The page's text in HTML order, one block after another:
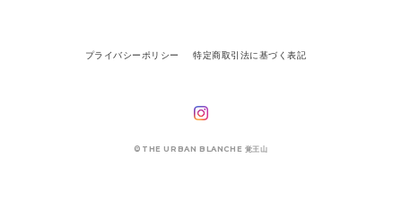
プライバシーポリシー 特定商取引法に基づく表記
©THE URBAN BLANCHE 覚王山